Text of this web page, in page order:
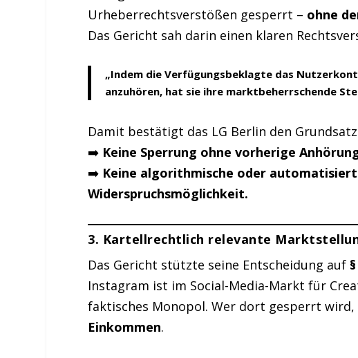
Urheberrechtsverstößen gesperrt – ohne
Das Gericht sah darin einen klaren
„Indem die Verfügungsbeklagte das
anzuhören, hat sie ihre marktbeherrschende
Damit bestätigt das LG Berlin den
➡️ Keine Sperrung ohne vorherige
➡️ Keine algorithmische oder
Widerspruchsmöglichkeit.
3. Kartellrechtlich relevante
Das Gericht stützte seine Entscheidung auf
Instagram ist im Social-Media-Markt für
faktisches Monopol. Wer dort gesperrt wird,
Einkommen.